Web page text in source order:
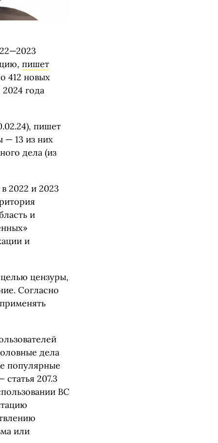
пишет
412 новых
года
пишет
— 13 из них
дела (из
2022 и 2023
и
и
цензуры,
Согласно
дела
популярные
207.3
ВС
или